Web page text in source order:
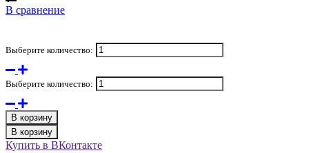
В сравнение
Выберите количество:
Выберите количество:
В корзину
В корзину
Купить в ВКонтакте